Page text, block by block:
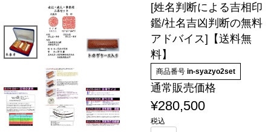
[姓名判断による吉相印
鑑/社名吉凶判断の無料
アドバイス]【送料無
料】
商品番号 in-syazyo2set
通常販売価格
¥280,500
税込